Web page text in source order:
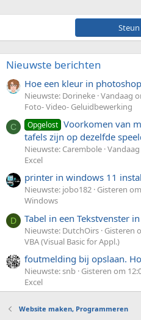
Nieuwste berichten
Hoe een kleur in
Nieuwste: Dorineke Vandaag
Foto- Video- Geluidbewerking
C Opgelost Voorkomen van
tafels zijn op dezelfde
Nieuwste: Carembole
Excel
printer in windows 11
Nieuwste: jobo182 Gisteren
Windows
D Tabel in een Tekstvenster
Nieuwste: DutchOirs Gisteren
VBA (Visual Basic for Appl.)
foutmelding bij opslaan.
Nieuwste: snb Gisteren om
Excel
Website maken, Programmeren